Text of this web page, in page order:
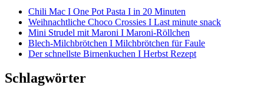
Chili Mac I One Pot Pasta I in 20 Minuten
Weihnachtliche Choco Crossies I Last minute snack
Mini Strudel mit Maroni I Maroni-Röllchen
Blech-Milchbrötchen I Milchbrötchen für Faule
Der schnellste Birnenkuchen I Herbst Rezept
Schlagwörter